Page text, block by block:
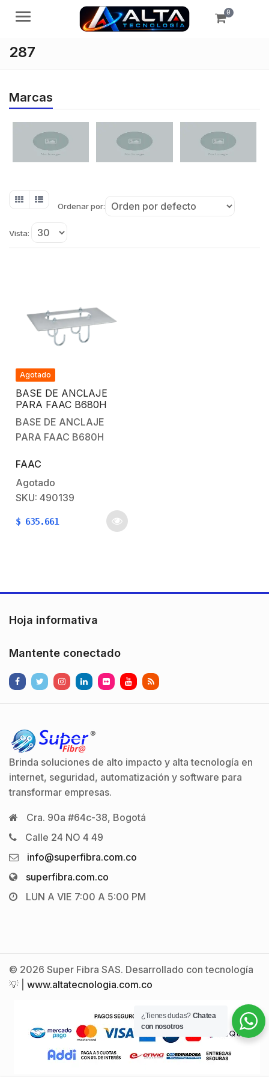
Menú 0
287
Marcas
Ordenar por:
Vista:
Agotado
BASE DE ANCLAJE
PARA FAAC B680H
BASE DE ANCLAJE
PARA FAAC B680H
FAAC
Agotado
SKU: 490139
$ 635.661
Hoja informativa
Mantente conectado
Brinda soluciones de alto impacto y alta tecnología en
internet, seguridad, automatización y software para
transformar empresas.
Cra. 90a #64c-38, Bogotá
Calle 24 NO 4 49
info@superfibra.com.co
superfibra.com.co
LUN A VIE 7:00 A 5:00 PM
© 2026 Super Fibra SAS. Desarrollado con tecnología
💡 | www.altatecnologia.com.co
¿Tienes dudas? Chatea
con nosotros